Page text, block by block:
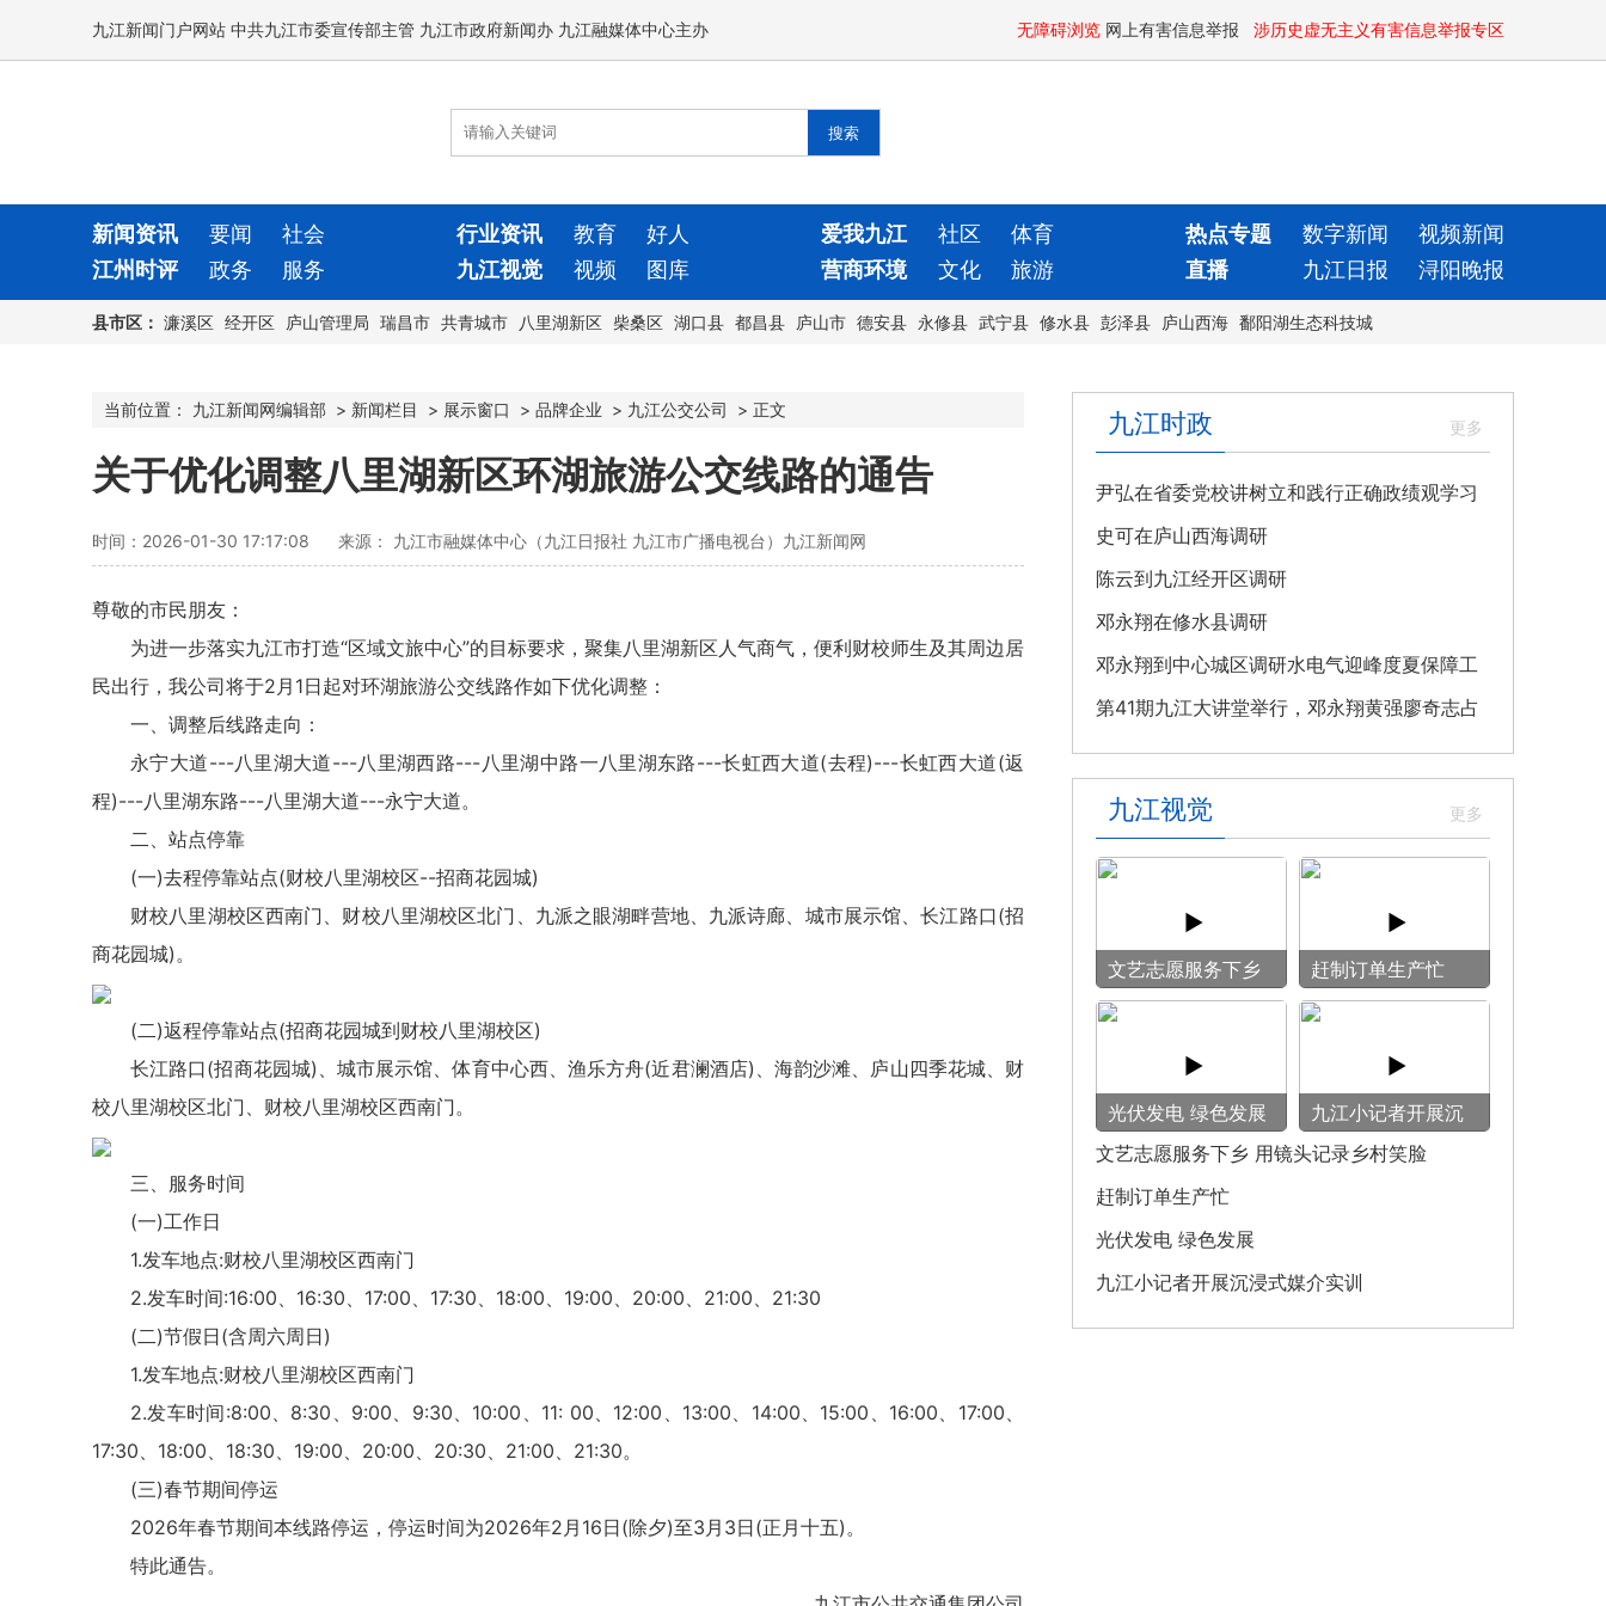
九江新闻门户网站 中共九江市委宣传部主管 九江市政府新闻办 九江融媒体中心主办 无障碍浏览 网上有害信息举报 涉历史虚无主义有害信息举报专区
新闻资讯 要闻 社会 行业资讯 教育 好人 爱我九江 社区 体育 热点专题 数字新闻
视频新闻
江州时评
政务 服务 九江视觉 视频 图库 营商环境 文化 旅游 直播 九江日报 浔阳晚报
县市区： 濂溪区 经开区 庐山管理局 瑞昌市 共青城市 八里湖新区 柴桑区 湖口县 都昌县 庐山市 德安县 永修县 武宁县 修水县 彭泽县 庐山西海 鄱阳湖生态科技城
当前位置： 九江新闻网编辑部 > 新闻栏目 > 展示窗口 > 品牌企业 > 九江公交公司 > 正文
关于优化调整八里湖新区环湖旅游公交线路的通告
时间：2026-01-30 17:17:08 来源： 九江市融媒体中心（九江日报社 九江市广播电视台）九江新闻网
尊敬的市民朋友：
为进一步落实九江市打造“区域文旅中心”的目标要求，聚集八里湖新区人气商气，便利财校师生及其周边居
民出行，我公司将于2月1日起对环湖旅游公交线路作如下优化调整：
一、调整后线路走向：
永宁大道---八里湖大道---八里湖西路---八里湖中路一八里湖东路---长虹西大道(去程)---长虹西大道(返
程)---八里湖东路---八里湖大道---永宁大道。
二、站点停靠
(一)去程停靠站点(财校八里湖校区--招商花园城)
财校八里湖校区西南门、财校八里湖校区北门、九派之眼湖畔营地、九派诗廊、城市展示馆、长江路口(招
商花园城)。
(二)返程停靠站点(招商花园城到财校八里湖校区)
长江路口(招商花园城)、城市展示馆、体育中心西、渔乐方舟(近君澜酒店)、海韵沙滩、庐山四季花城、财
校八里湖校区北门、财校八里湖校区西南门。
三、服务时间
(一)工作日
1.发车地点:财校八里湖校区西南门
2.发车时间:16:00、16:30、17:00、17:30、18:00、19:00、20:00、21:00、21:30
(二)节假日(含周六周日)
1.发车地点:财校八里湖校区西南门
2.发车时间:8:00、8:30、9:00、9:30、10:00、11: 00、12:00、13:00、14:00、15:00、16:00、17:00、
17:30、18:00、18:30、19:00、20:00、20:30、21:00、21:30。
(三)春节期间停运
2026年春节期间本线路停运，停运时间为2026年2月16日(除夕)至3月3日(正月十五)。
特此通告。
九江时政
尹弘在省委党校讲树立和践行正确政绩观学习
教育专题党课
史可在庐山西海调研
陈云到九江经开区调研
邓永翔在修水县调研
邓永翔到中心城区调研水电气迎峰度夏保障工
作
第41期九江大讲堂举行，邓永翔黄强廖奇志占
勇出席
九江视觉
文艺志愿服务下乡
用镜头记录乡村笑
赶制订单生产忙
光伏发电 绿色发展
九江小记者开展沉
浸式媒介实训
文艺志愿服务下乡 用镜头记录乡村笑脸
赶制订单生产忙
光伏发电 绿色发展
九江小记者开展沉浸式媒介实训